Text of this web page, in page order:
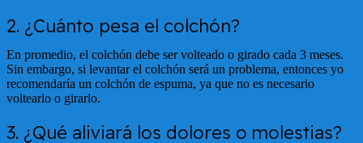
2. ¿Cuánto pesa el colchón?
En promedio, el colchón debe ser volteado o girado cada 3 meses.
Sin embargo, si levantar el colchón será un problema, entonces yo
recomendaría un colchón de espuma, ya que no es necesario
voltearlo o girarlo.
3. ¿Qué aliviará los dolores o molestias?